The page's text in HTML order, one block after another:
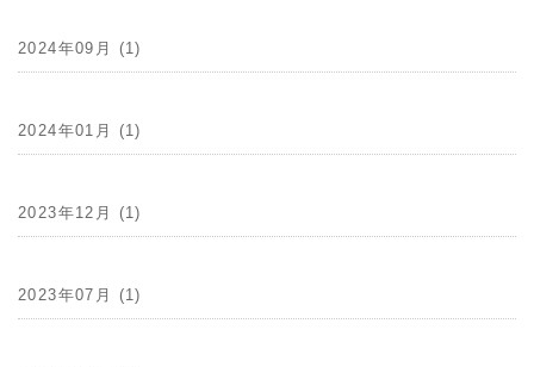
2024年09月 (1)
2024年01月 (1)
2023年12月 (1)
2023年07月 (1)